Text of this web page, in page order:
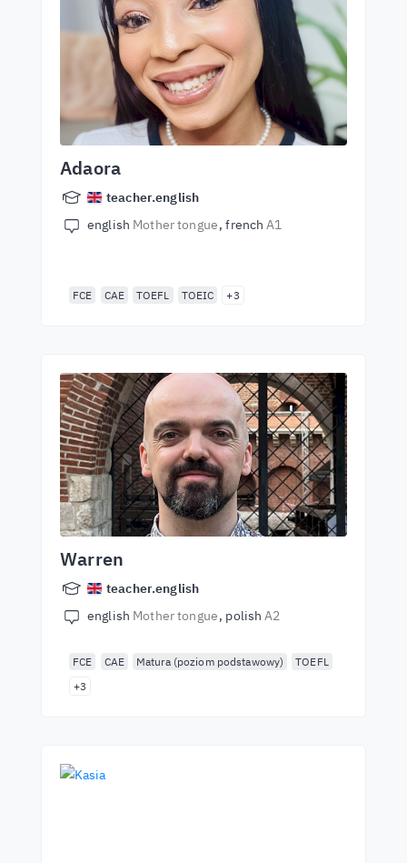
Adaora
teacher.english
english Mother tongue frenchA1
FCE CAE TOEFL TOEIC +3
Warren
teacher.english
english Mother tongue polishA2
FCE CAE Matura (poziom podstawowy)
TOEFL
+3